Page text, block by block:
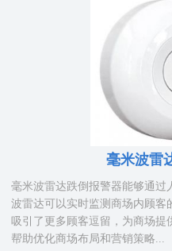
毫米波雷
毫米波雷达跌倒报警器能够通过
波雷达可以实时监测商场内顾客
吸引了更多顾客逗留，为商场提
帮助优化商场布局和营销策略...